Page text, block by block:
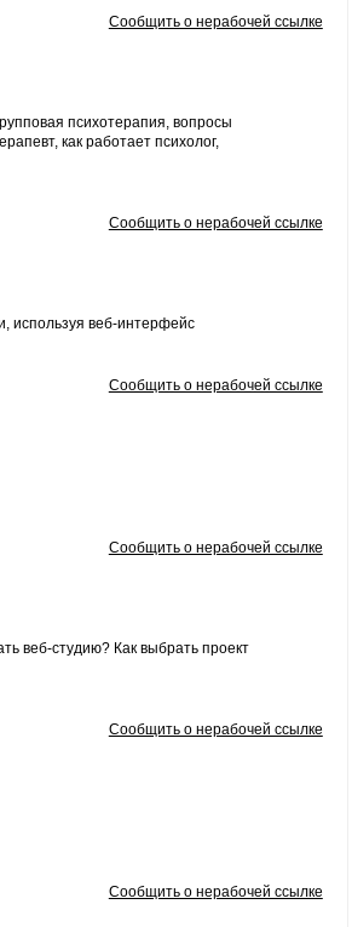
Сообщить о нерабочей ссылке
психотерапия, вопросы
как работает психолог,
Сообщить о нерабочей ссылке
используя веб-интерфейс
Сообщить о нерабочей ссылке
Сообщить о нерабочей ссылке
веб-студию? Как выбрать проект
Сообщить о нерабочей ссылке
Сообщить о нерабочей ссылке